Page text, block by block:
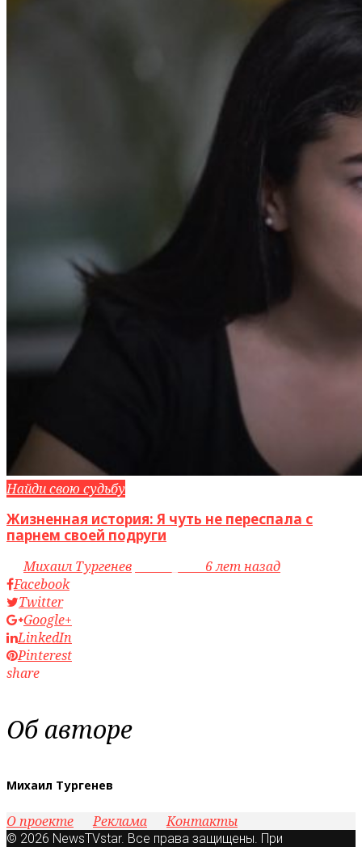
Найди свою судьбу
Жизненная история: Я чуть не переспала с
парнем своей подруги
byМихаил Тургенев
6 лет назад
Facebook
Twitter
Google+
LinkedIn
Pinterest
share
Об авторе
Михаил Тургенев
О проекте Реклама Контакты
© 2026 NewsTVstar. Все права защищены. При